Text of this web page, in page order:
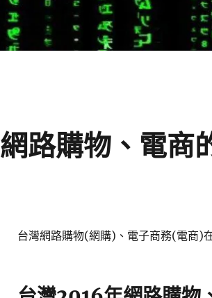
路購物、電商
台灣網路購物(網購)、電子商務(電商)